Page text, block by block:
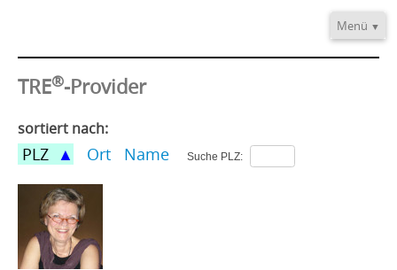
TRE
®-Provider
Menü
TRE®-Provider
sortiert nach:
PLZ Ort Name Suche PLZ: